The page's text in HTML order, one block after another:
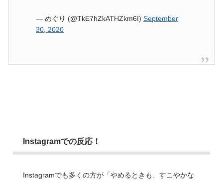
— めぐり (@TkE7hZkATHZkm6I)September
30, 2020
Instagramでの反応！
Instagramでも多くの方が「やめるときも、すこやかな